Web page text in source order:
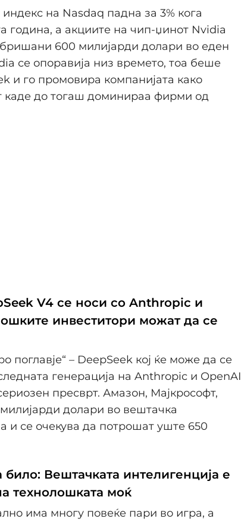
на Nasdaq падна за 3% кога
година, а акциите на чип-џинот Nvidia
600 милијарди долари во еден
се опоравија низ времето, тоа беше
и го промовира компанијата како
каде до тогаш доминираа фирми од
V4 се носи со Anthropic и
инвеститори можат да се
поглавје“ – DeepSeek кој ќе може да се
генерација на Anthropic и OpenAI
пресврт. Амазон, Мајкрософт,
долари во вештачка
и се очекува да потрошат уште 650
Вештачката интелигенција е
технолошката моќ
има многу повеќе пари во игра, а